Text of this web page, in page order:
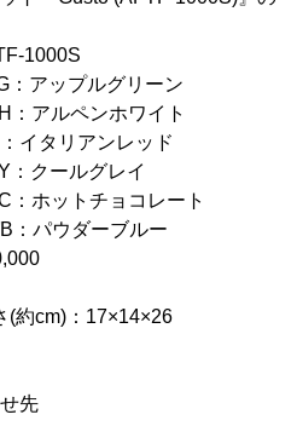
ルグリーン
ホワイト
ンレッド
グレイ
ョコレート
ーブルー
(約cm)：17×14×26
先